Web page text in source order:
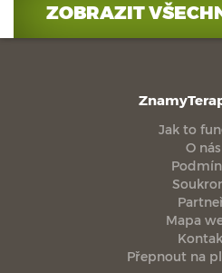
ZOBRAZIT
Jak to
O nás
Mapa
Přepnout na